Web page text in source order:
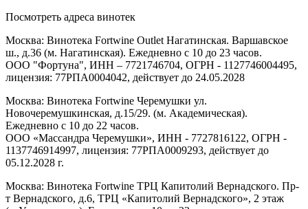
Посмотреть адреса винотек
Москва: Винотека Fortwine Outlet Нагатинская. Варшавское
ш., д.36 (м. Нагатинская). Ежедневно с 10 до 23 часов.
ООО "Фортуна", ИНН – 7721746704, ОГРН - 1127746004495,
лицензия: 77РПА0004042, действует до 24.05.2028
Москва: Винотека Fortwine Черемушки ул.
Новочеремушкинская, д.15/29. (м. Академическая).
Ежедневно с 10 до 22 часов.
ООО «Массандра Черемушки», ИНН - 7727816122, ОГРН -
1137746914997, лицензия: 77РПА0009293, действует до
05.12.2028 г.
Москва: Винотека Fortwine ТРЦ Капитолий Вернадского. Пр-
т Вернадского, д.6, ТРЦ «Капитолий Вернадского», 2 этаж